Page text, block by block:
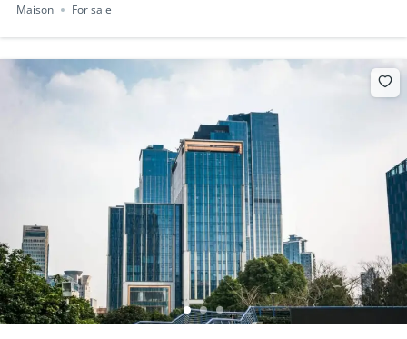
Maison
For sale